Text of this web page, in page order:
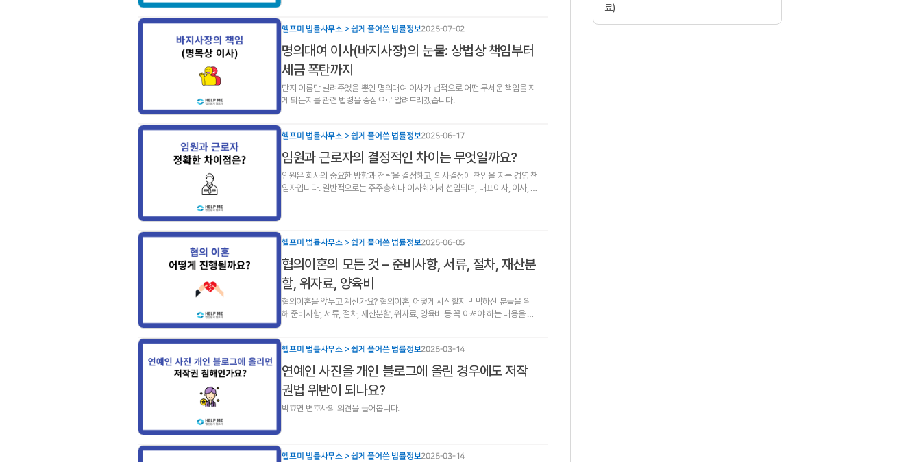
헬프미 법률사무소 > 쉽게 풀어쓴 법률정보2025-07-02
명의대여 이사(바지사장)의 눈물: 상법상 책임부터
세금 폭탄까지
단지 이름만 빌려주었을 뿐인 명의대여 이사가 법적으로 어떤 무서운 책임을 지
게 되는지를 관련 법령을 중심으로 알려드리겠습니다.
헬프미 법률사무소 > 쉽게 풀어쓴 법률정보2025-06-17
임원과 근로자의 결정적인 차이는 무엇일까요?
임원은 회사의 중요한 방향과 전략을 결정하고, 의사결정에 책임을 지는 경영 책
임자입니다. 일반적으로는 주주총회나 이사회에서 선임되며, 대표이사, 이사, 감
헬프미 법률사무소 > 쉽게 풀어쓴 법률정보2025-06-05
협의이혼의 모든 것 – 준비사항, 서류, 절차, 재산분
할, 위자료, 양육비
협의이혼을 앞두고 계신가요? 협의이혼, 어떻게 시작할지 막막하신 분들을 위
해 준비사항, 서류, 절차, 재산분할, 위자료, 양육비 등 꼭 아셔야 하는 내용을 총
헬프미 법률사무소 > 쉽게 풀어쓴 법률정보2025-03-14
연예인 사진을 개인 블로그에 올린 경우에도 저작
권법 위반이 되나요?
박효연 변호사의 의견을 들어봅니다.
헬프미 법률사무소 > 쉽게 풀어쓴 법률정보2025-03-14
료)